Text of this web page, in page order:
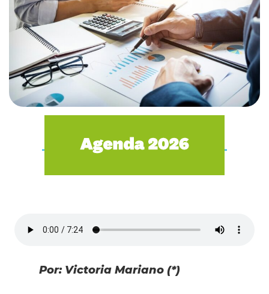
Por: Victoria Mariano (*)